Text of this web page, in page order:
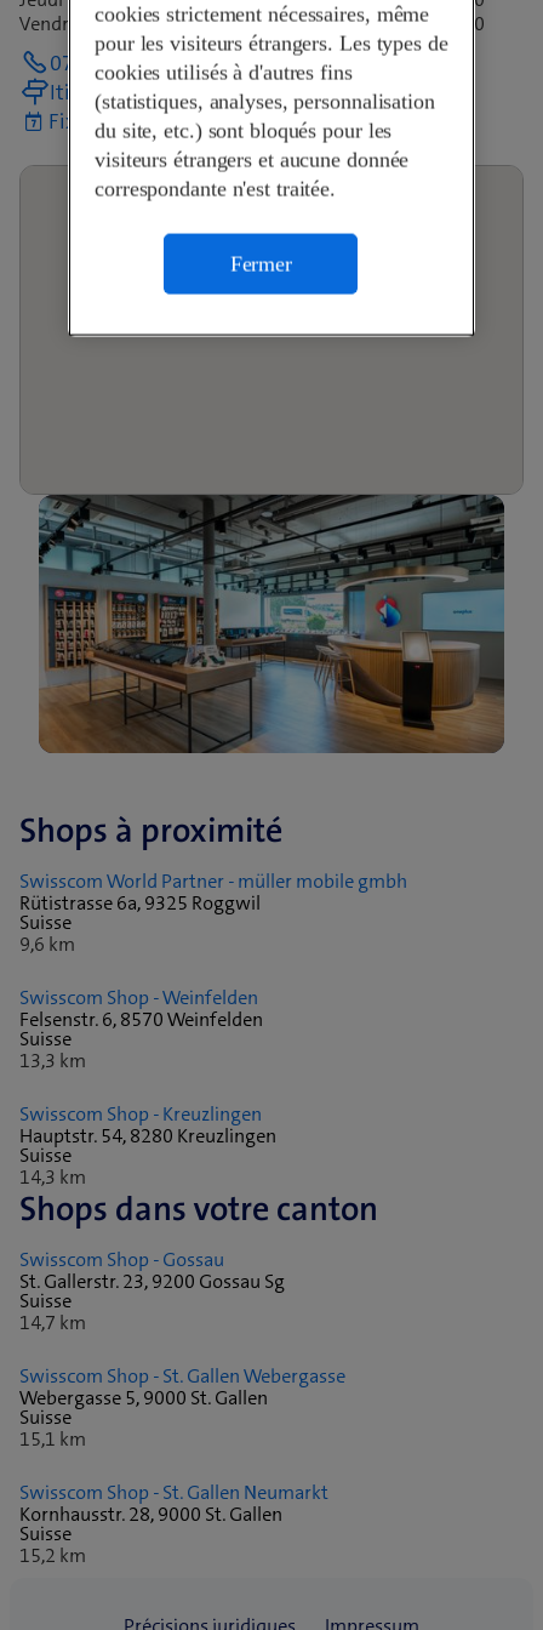
Vendredi
09:00-12:30 13:30-18:30
071 412 70 10
Itinéraire
Fixer un rendez-vous
Shops à proximité
Swisscom World Partner - müller mobile gmbh
Rütistrasse 6a, 9325 Roggwil
Suisse
9,6 km
Swisscom Shop - Weinfelden
Felsenstr. 6, 8570 Weinfelden
Suisse
13,3 km
Swisscom Shop - Kreuzlingen
Hauptstr. 54, 8280 Kreuzlingen
Suisse
14,3 km
Shops dans votre canton
Swisscom Shop - Gossau
St. Gallerstr. 23, 9200 Gossau Sg
Suisse
14,7 km
Swisscom Shop - St. Gallen Webergasse
Webergasse 5, 9000 St. Gallen
Suisse
15,1 km
Swisscom Shop - St. Gallen Neumarkt
Kornhausstr. 28, 9000 St. Gallen
Suisse
15,2 km
cookies strictement nécessaires, même
pour les visiteurs étrangers. Les types de
cookies utilisés à d'autres fins
(statistiques, analyses, personnalisation
du site, etc.) sont bloqués pour les
visiteurs étrangers et aucune donnée
correspondante n'est traitée.
Fermer